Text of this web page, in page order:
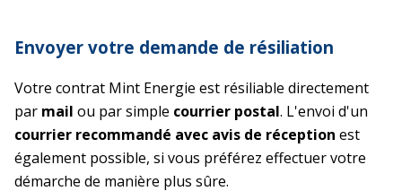
Envoyer votre demande de résiliation
Votre contrat Mint Energie est résiliable directement
par mail ou par simple courrier postal. L'envoi d'un
courrier recommandé avec avis de réception est
également possible, si vous préférez effectuer votre
démarche de manière plus sûre.